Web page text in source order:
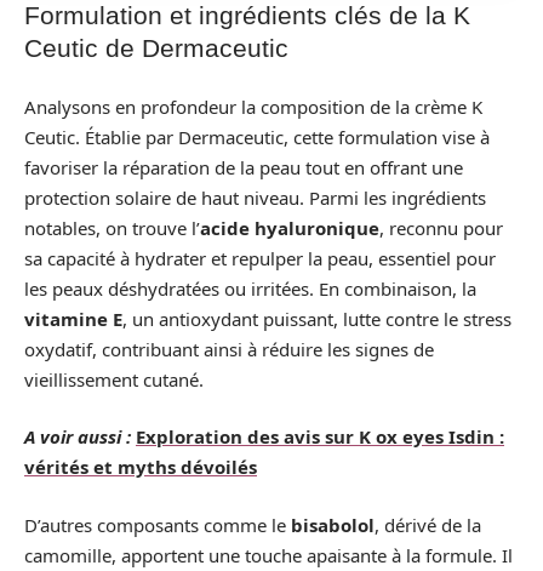
Formulation et ingrédients clés de la K
Ceutic de Dermaceutic
Analysons en profondeur la composition de la crème K
Ceutic. Établie par Dermaceutic, cette formulation vise à
favoriser la réparation de la peau tout en offrant une
protection solaire de haut niveau. Parmi les ingrédients
notables, on trouve l’acide hyaluronique, reconnu pour
sa capacité à hydrater et repulper la peau, essentiel pour
les peaux déshydratées ou irritées. En combinaison, la
vitamine E, un antioxydant puissant, lutte contre le stress
oxydatif, contribuant ainsi à réduire les signes de
vieillissement cutané.
A voir aussi : Exploration des avis sur K ox eyes Isdin :
vérités et myths dévoilés
D’autres composants comme le bisabolol, dérivé de la
camomille, apportent une touche apaisante à la formule. Il